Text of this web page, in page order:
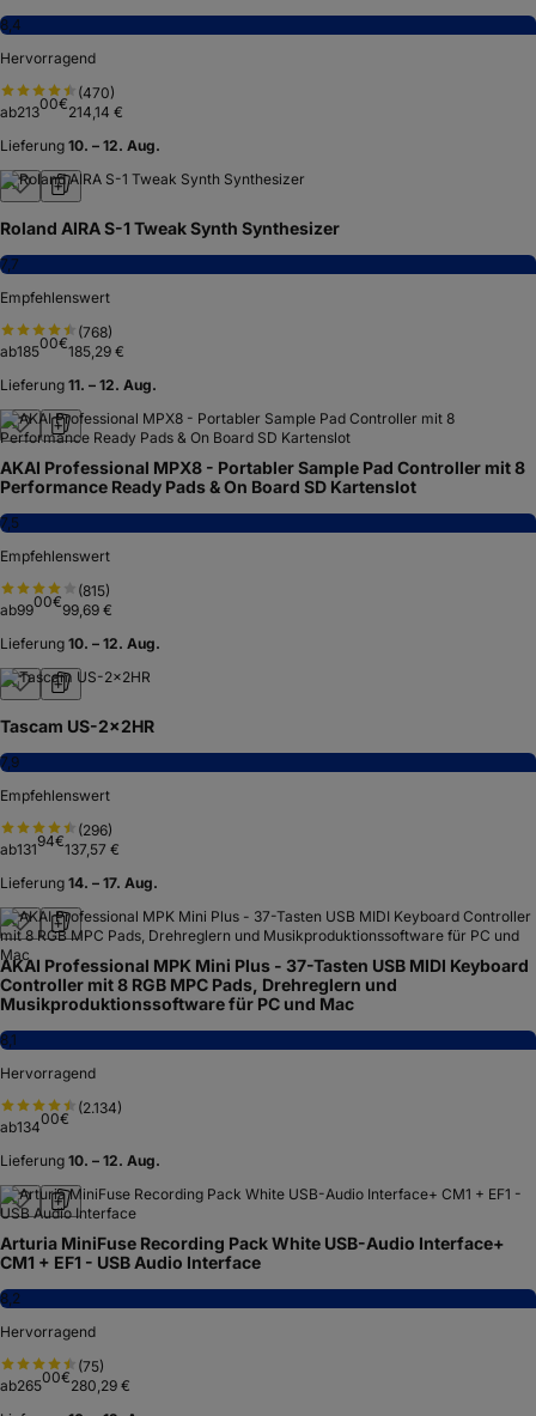
8,4
Hervorragend
(470)
ab21300€214,14 €
Lieferung 10. – 12. Aug.
Roland AIRA S-1 Tweak Synth Synthesizer
7,7
Empfehlenswert
(768)
ab18500€185,29 €
Lieferung 11. – 12. Aug.
AKAI Professional MPX8 - Portabler Sample Pad Controller mit 8
Performance Ready Pads & On Board SD Kartenslot
7,5
Empfehlenswert
(815)
ab9900€99,69 €
Lieferung 10. – 12. Aug.
Tascam US-2x2HR
7,9
Empfehlenswert
(296)
ab13194€137,57 €
Lieferung 14. – 17. Aug.
AKAI Professional MPK Mini Plus - 37-Tasten USB MIDI Keyboard
Controller mit 8 RGB MPC Pads, Drehreglern und
Musikproduktionssoftware für PC und Mac
8,1
Hervorragend
(2.134)
ab13400€
Lieferung 10. – 12. Aug.
Arturia MiniFuse Recording Pack White USB-Audio Interface+
CM1 + EF1 - USB Audio Interface
8,2
Hervorragend
(75)
ab26500€280,29 €